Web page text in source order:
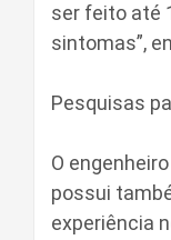
ser feito até
sintomas”,
Pesquisas
O
possui
experiência